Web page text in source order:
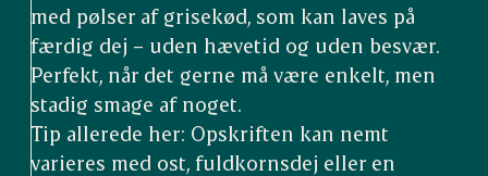
med pølser af grisekød, som kan laves på
færdig dej – uden hævetid og uden besvær.
Perfekt, når det gerne må være enkelt, men
stadig smage af noget.
Tip allerede her: Opskriften kan nemt
varieres med ost, fuldkornsdej eller en